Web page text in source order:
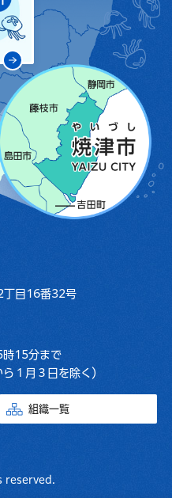
目16番32号
時15分まで
１月３日を除く）
組織一覧
reserved.